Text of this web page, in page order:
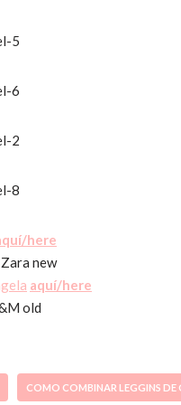
here
new
aquí/here
old
COMO COMBINAR LEGGINS DE